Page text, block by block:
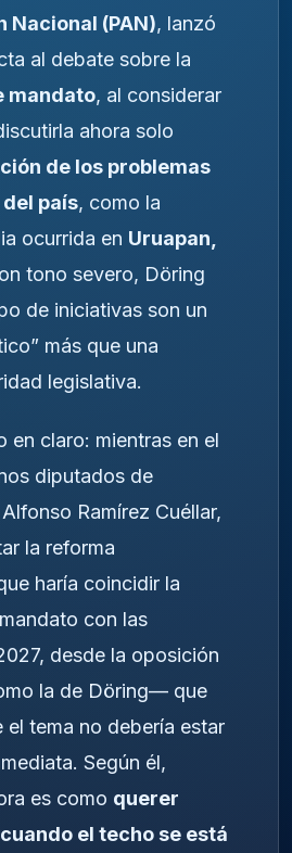
Nacional (PAN), lanzó
al debate sobre la
mandato, al considerar
ahora solo
de los problemas
país, como la
ocurrida en Uruapan,
tono severo, Döring
de iniciativas son un
más que una
legislativa.
en claro: mientras en el
diputados de
Ramírez Cuéllar,
la reforma
haría coincidir la
con las
desde la oposición
la de Döring— que
el tema no debería estar
Según él,
es como querer
el techo se está